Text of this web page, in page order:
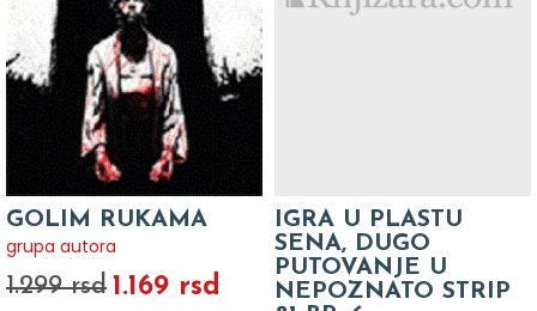
GOLIM RUKAMA
grupa autora
1.299 rsd 1.169 rsd
IGRA U PLASTU
SENA, DUGO
PUTOVANJE U
NEPOZNATO STRIP